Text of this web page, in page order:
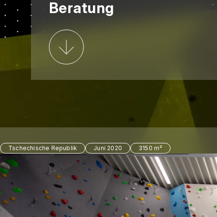
Beratung
Tschechische Republik Juni 2020 3150 m²